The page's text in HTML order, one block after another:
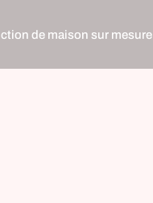
de maison sur mesure